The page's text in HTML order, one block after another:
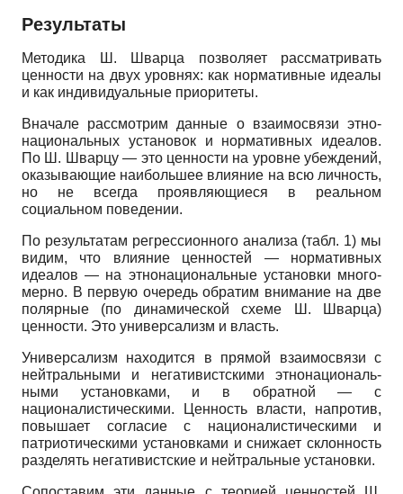
Результаты
Методика Ш. Шварца позволяет рассматривать
ценности на двух уровнях: как нормативные идеалы
и как индивидуальные приоритеты.
Вначале рассмотрим данные о взаимосвязи этно-
национальных установок и нормативных идеалов.
По Ш. Шварцу — это ценности на уровне убеждений,
оказывающие наибольшее влияние на всю личность,
но не всегда проявляющиеся в реальном
социальном поведении.
По результатам регрессионного анализа (табл. 1) мы
видим, что влияние ценностей — нормативных
идеалов — на этнонациональные установки много­
мерно. В первую очередь обратим внимание на две
полярные (по динамической схеме Ш. Шварца)
ценности. Это универсализм и власть.
Универсализм находится в прямой взаимосвязи с
нейтральными и негативистскими этнонациональ-
ными установками, и в обратной — с
националистическими. Ценность власти, напротив,
повышает согласие с националистическими и
патриотическими установками и снижает склонность
разделять нега­тивистские и нейтральные установки.